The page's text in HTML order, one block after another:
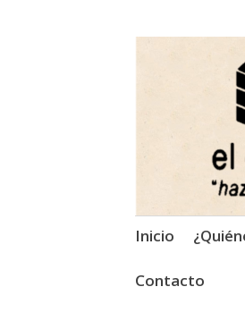
El
Saltar
contenido
Inicio
Contacto